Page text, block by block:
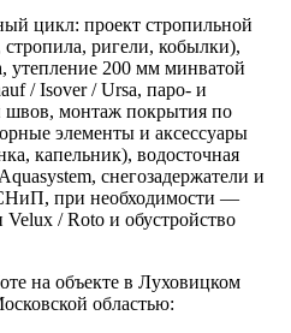
цикл: проект стропильной
ригели, кобылки),
утепление 200 мм минватой
/ Isover / Ursa, паро- и
швов, монтаж покрытия по
элементы и аксессуары
капельник), водосточная
снегозадержатели и
при необходимости —
/ Roto и обустройство
на объекте в Луховицком
областью: